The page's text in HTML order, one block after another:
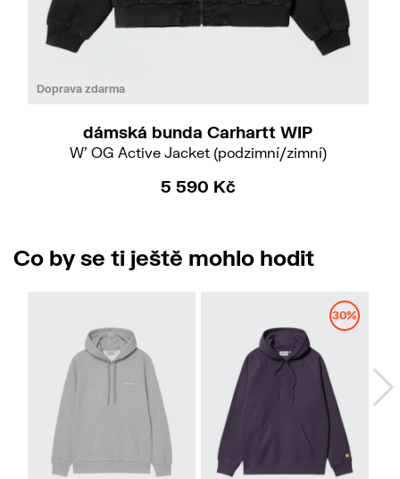
Doprava zdarma
dámská bunda Carhartt WIP
W' OG Active Jacket (podzimní/zimní)
5 590 Kč
Co by se ti ještě mohlo hodit
30%